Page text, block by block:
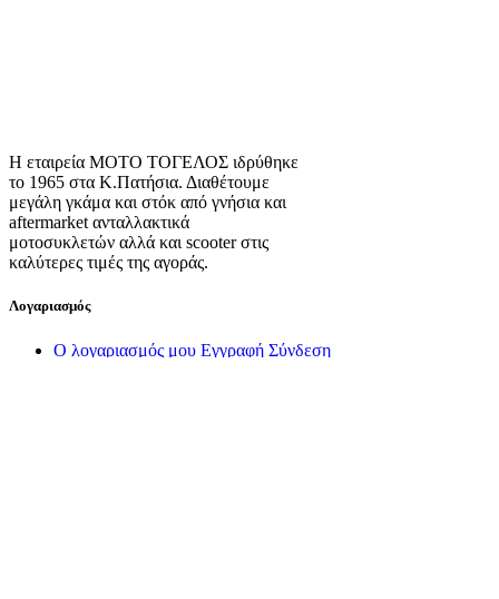
Η εταιρεία ΜΟΤΟ ΤΟΓΕΛΟΣ ιδρύθηκε
το 1965 στα Κ.Πατήσια. Διαθέτουμε
μεγάλη γκάμα και στόκ από γνήσια και
aftermarket ανταλλακτικά
μοτοσυκλετών αλλά και scooter στις
καλύτερες τιμές της αγοράς.
Λογαριασμός
Ο λογαριασμός μου Εγγραφή Σύνδεση